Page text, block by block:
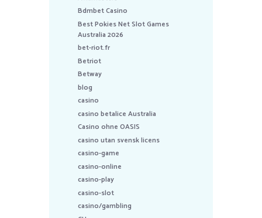
Bdmbet Casino
Best Pokies Net Slot Games
Australia 2026
bet-riot.fr
Betriot
Betway
blog
casino
casino betalice Australia
Casino ohne OASIS
casino utan svensk licens
casino-game
casino-online
casino-play
casino-slot
casino/gambling